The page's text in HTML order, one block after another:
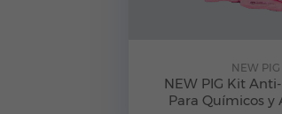
NEW PIG
NEW PIG Kit
Para Químicos y